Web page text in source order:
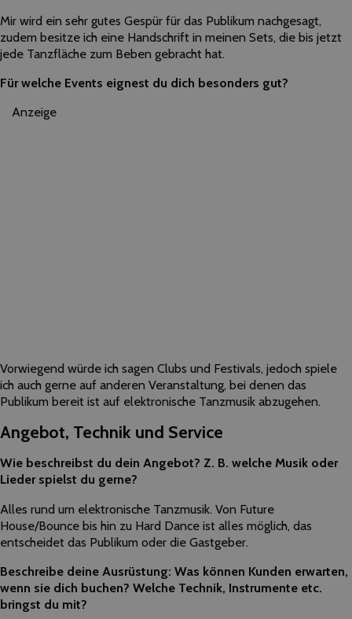
Mir wird ein sehr gutes Gespür für das Publikum nachgesagt,
zudem besitze ich eine Handschrift in meinen Sets, die bis jetzt
jede Tanzfläche zum Beben gebracht hat.
Für welche Events eignest du dich besonders gut?
Anzeige
Vorwiegend würde ich sagen Clubs und Festivals, jedoch spiele
ich auch gerne auf anderen Veranstaltung, bei denen das
Publikum bereit ist auf elektronische Tanzmusik abzugehen.
Angebot, Technik und Service
Wie beschreibst du dein Angebot? Z. B. welche Musik oder
Lieder spielst du gerne?
Alles rund um elektronische Tanzmusik. Von Future
House/Bounce bis hin zu Hard Dance ist alles möglich, das
entscheidet das Publikum oder die Gastgeber.
Beschreibe deine Ausrüstung: Was können Kunden erwarten,
wenn sie dich buchen? Welche Technik, Instrumente etc.
bringst du mit?